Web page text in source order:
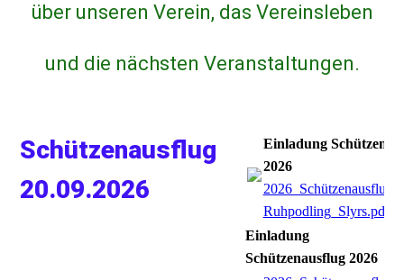
über unseren Verein, das Vereinsleben
und die nächsten Veranstaltungen.
Einladung
2026
2026_Schützenausflug
Ruhpodling_Slyrs.pdf
Einladung
Schützenausflug 2026
Schützenausflug
20.09.2026